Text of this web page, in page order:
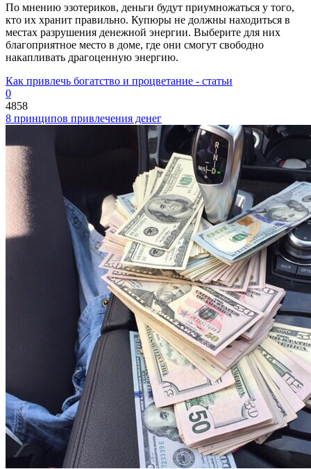
По мнению эзотериков, деньги будут приумножаться у того,
кто их хранит правильно. Купюры не должны находиться в
местах разрушения денежной энергии. Выберите для них
благоприятное место в доме, где они смогут свободно
накапливать драгоценную энергию.
Как привлечь богатство и процветание - статьи
0
4858
8 принципов привлечения денег